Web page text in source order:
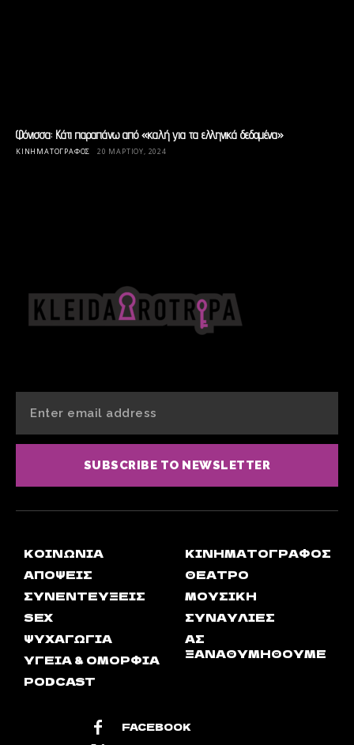
Φόνισσα: Κάτι παραπάνω από «καλή για τα ελληνικά δεδομένα»
ΚΙΝΗΜΑΤΟΓΡΆΦΟΣ 20 ΜΑΡΤΊΟΥ, 2024
SUBSCRIBE TO NEWSLETTER
ΚΟΙΝΩΝΊΑ
ΑΠΟΨΕΙΣ
ΣΥΝΕΝΤΕΎΞΕΙΣ
SEX
ΨΥΧΑΓΩΓΊΑ
ΥΓΕΊΑ & ΟΜΟΡΦΙΆ
PODCAST
ΚΙΝΗΜΑΤΟΓΡΆΦΟΣ
ΘΈΑΤΡΟ
ΜΟΥΣΙΚΉ
ΣΥΝΑΥΛΊΕΣ
ΑΣ
ΞΑΝΑΘΥΜΗΘΟΎΜΕ
FACEBOOK